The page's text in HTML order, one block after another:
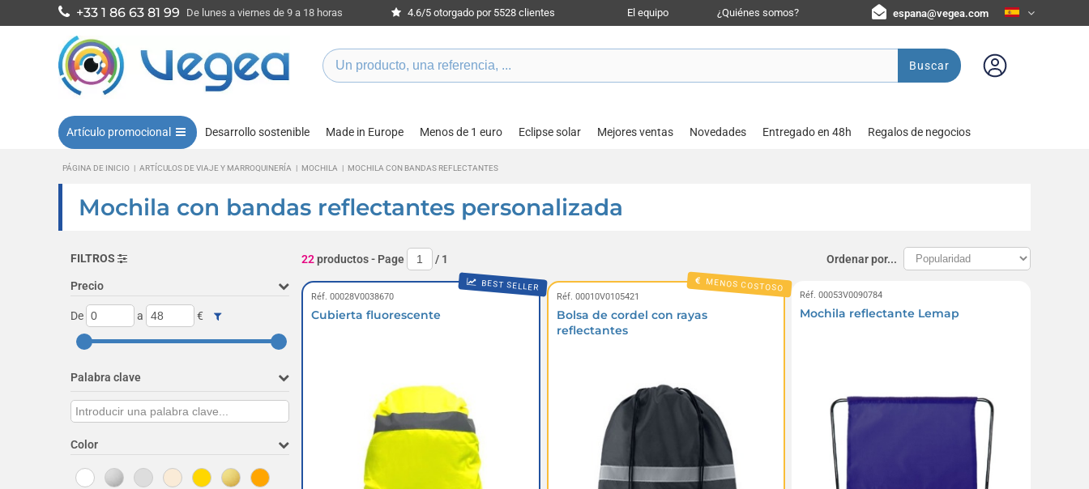
+33 1 86 63 81 99 De lunes a viernes de 9 a 18 horas 4.6/5 otorgado por 5528 clientes El equipo ¿Quiénes somos? espana@vegea.com
Buscar
Artículo promocional Desarrollo sostenible Made in Europe Menos de 1 euro Eclipse solar Mejores ventas Novedades Entregado en 48h Regalos de negocios
PÁGINA DE INICIO | ARTÍCULOS DE VIAJE Y MARROQUINERÍA | MOCHILA | MOCHILA CON BANDAS REFLECTANTES
Mochila con bandas reflectantes personalizada
FILTROS
Precio
De a €
Palabra clave
Color
22productos- Page / 1 Ordenar por...
BEST SELLER
Réf. 00028V0038670
Cubierta fluorescente
MENOS COSTOSO
Réf. 00010V0105421
Bolsa de cordel con rayas
reflectantes
Réf. 00053V0090784
Mochila reflectante Lemap